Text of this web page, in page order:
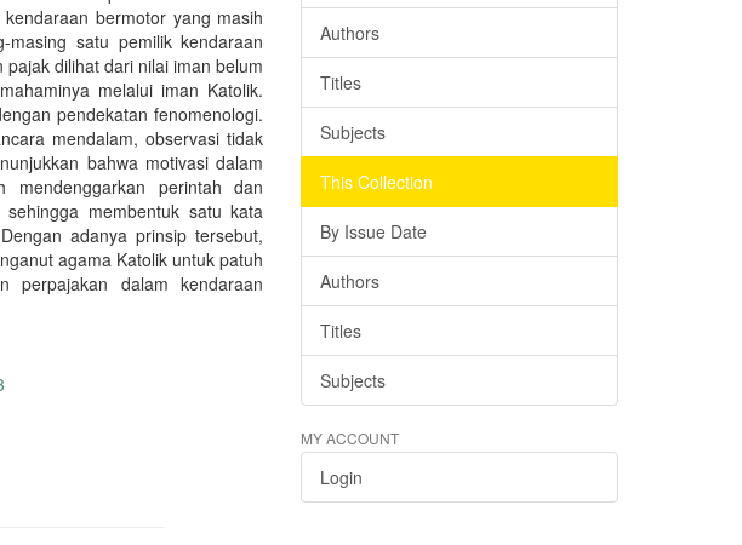
bermotor yang masih
masing satu pemilik kendaraan
dilihat dari nilai iman belum
melalui iman Katolik.
pendekatan fenomenologi.
mendalam, observasi tidak
bahwa motivasi dalam
mendenggarkan perintah dan
membentuk satu kata
adanya prinsip tersebut,
agama Katolik untuk patuh
perpajakan dalam kendaraan
Authors
Titles
Subjects
This Collection
By Issue Date
Authors
Titles
Subjects
MY ACCOUNT
Login